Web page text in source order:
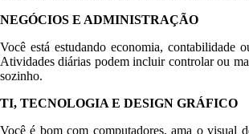
NEGÓCIOS E ADMINISTRAÇÃO
Você está estudando economia, contabilidade
Atividades diárias podem incluir controlar ou
sozinho.
TI, TECNOLOGIA E DESIGN GRÁFICO
Você é bom com computadores, ama o visual